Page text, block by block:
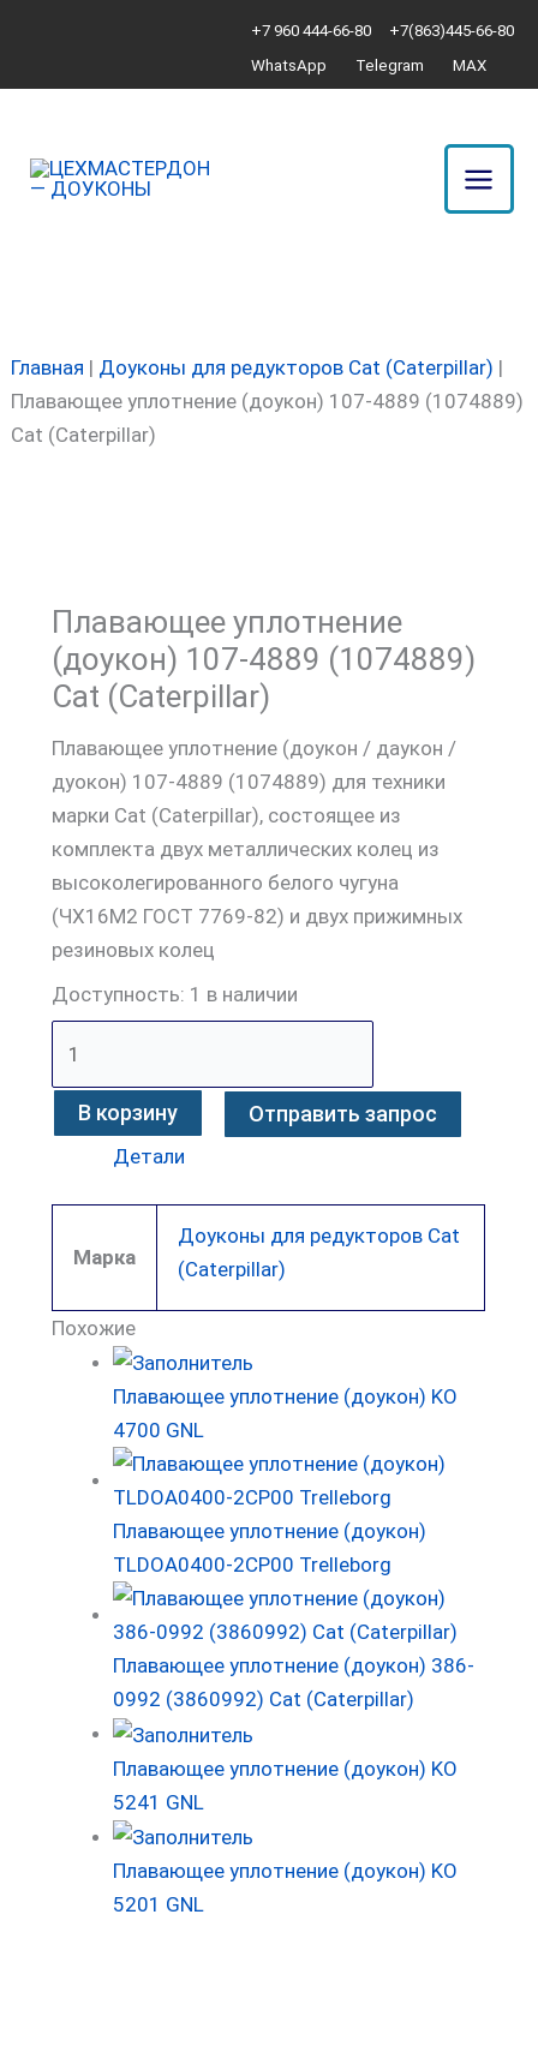
содержимому
+7 960 444-66-80
+7(863)445-66-80
WhatsApp
Telegram MAX
Главная | Доуконы для редукторов Cat (Caterpillar) |
Плавающее уплотнение (доукон) 107-4889 (1074889)
Cat (Caterpillar)
Плавающее уплотнение
(доукон) 107-4889 (1074889)
Cat (Caterpillar)
Плавающее уплотнение (доукон / даукон /
дуокон) 107-4889 (1074889) для техники
марки Cat (Caterpillar), состоящее из
комплекта двух металлических колец из
высоколегированного белого чугуна
(ЧХ16М2 ГОСТ 7769-82) и двух прижимных
резиновых колец
Доступность: 1 в наличии
Плавающее
107-
В корзину Отправить запрос
Детали
Марка
Доуконы для редукторов Cat
(Caterpillar)
Похожие
Плавающее уплотнение (доукон) KO
4700 GNL
Плавающее уплотнение (доукон)
TLDOA0400-2CP00 Trelleborg
Плавающее уплотнение (доукон) 386-
0992 (3860992) Cat (Caterpillar)
Плавающее уплотнение (доукон) KO
5241 GNL
Плавающее уплотнение (доукон) KO
5201 GNL